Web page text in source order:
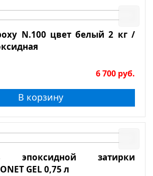
N.100 цвет белый 2 кг /
6 700 руб.
В корзину
эпоксидной затирки
GEL 0,75 л